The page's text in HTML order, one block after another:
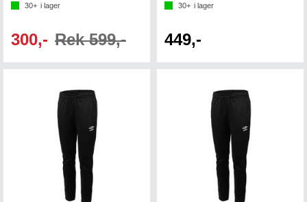
30+ i lager
300,- Rek 599,-
30+ i lager
449,-